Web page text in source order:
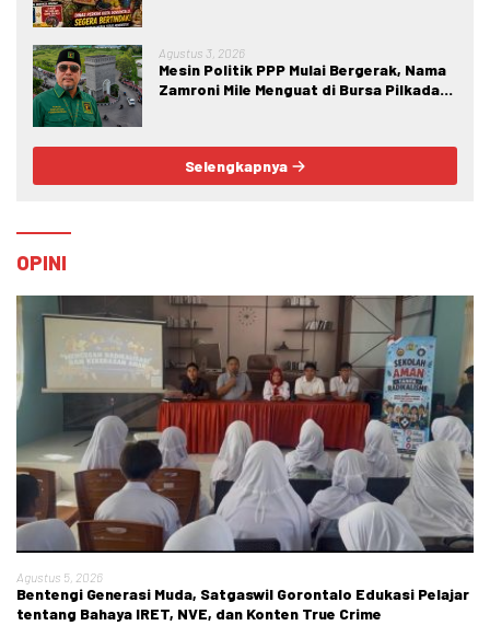
Agustus 3, 2026
Mesin Politik PPP Mulai Bergerak, Nama
Zamroni Mile Menguat di Bursa Pilkada
Selengkapnya
OPINI
Agustus 5, 2026
Bentengi Generasi Muda, Satgaswil Gorontalo Edukasi Pelajar
tentang Bahaya IRET, NVE, dan Konten True Crime